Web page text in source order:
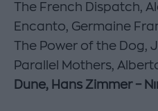
The French Dispatch,
Encanto, Germaine
The Power of the Dog,
Parallel Mothers,
Dune, Hans Zimmer –